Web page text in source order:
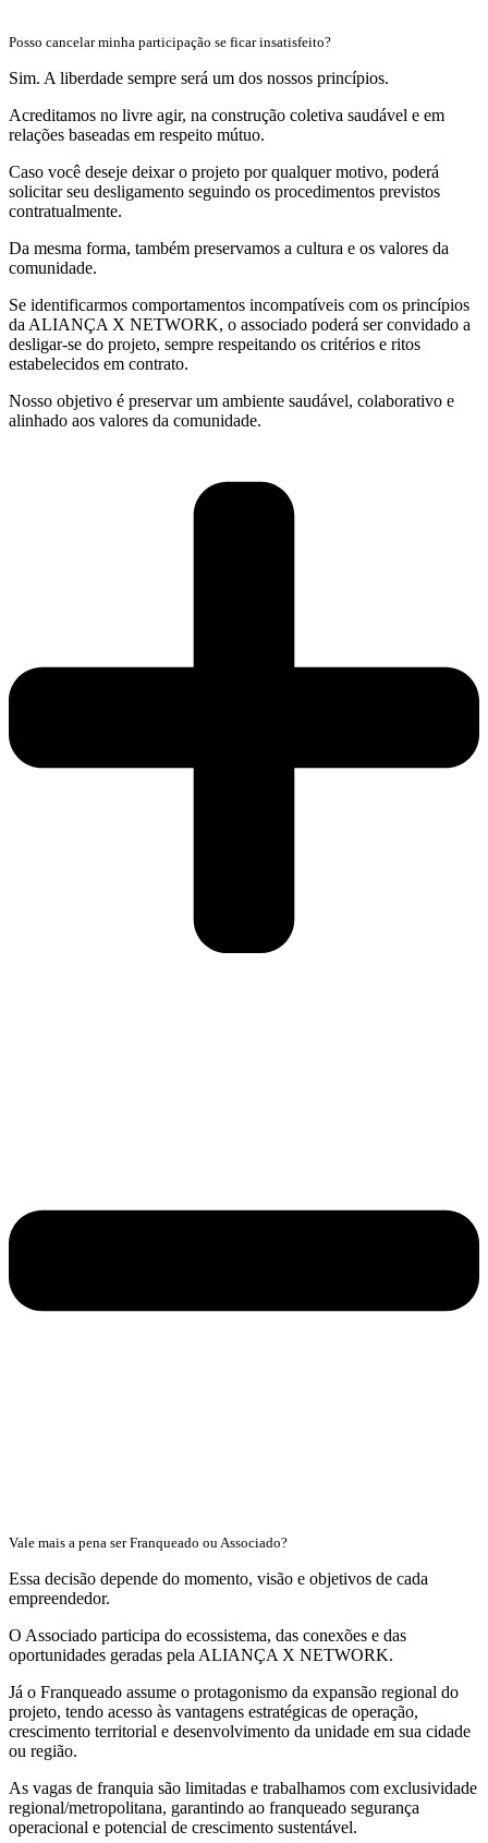
Posso cancelar minha participação se ficar insatisfeito?
Sim. A liberdade sempre será um dos nossos princípios.
Acreditamos no livre agir, na construção coletiva saudável e em
relações baseadas em respeito mútuo.
Caso você deseje deixar o projeto por qualquer motivo, poderá
solicitar seu desligamento seguindo os procedimentos previstos
contratualmente.
Da mesma forma, também preservamos a cultura e os valores da
comunidade.
Se identificarmos comportamentos incompatíveis com os princípios
da ALIANÇA X NETWORK, o associado poderá ser convidado a
desligar-se do projeto, sempre respeitando os critérios e ritos
estabelecidos em contrato.
Nosso objetivo é preservar um ambiente saudável, colaborativo e
alinhado aos valores da comunidade.
Vale mais a pena ser Franqueado ou Associado?
Essa decisão depende do momento, visão e objetivos de cada
empreendedor.
O Associado participa do ecossistema, das conexões e das
oportunidades geradas pela ALIANÇA X NETWORK.
Já o Franqueado assume o protagonismo da expansão regional do
projeto, tendo acesso às vantagens estratégicas de operação,
crescimento territorial e desenvolvimento da unidade em sua cidade
ou região.
As vagas de franquia são limitadas e trabalhamos com exclusividade
regional/metropolitana, garantindo ao franqueado segurança
operacional e potencial de crescimento sustentável.